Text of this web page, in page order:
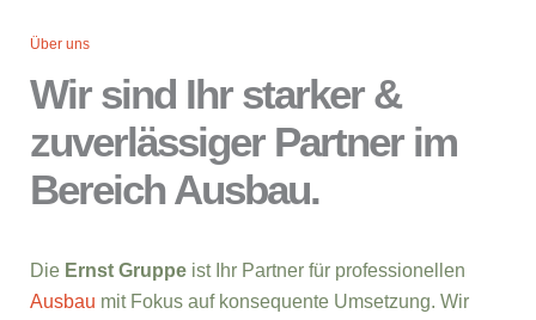
Über uns
Wir sind Ihr starker &
zuverlässiger Partner im
Bereich Ausbau.
Die Ernst Gruppe ist Ihr Partner für professionellen
Ausbau mit Fokus auf konsequente Umsetzung. Wir